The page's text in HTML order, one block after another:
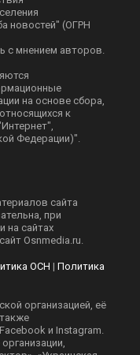
новостей" (ОГРН
с мнением авторов.
на основе сбора,
к
Федерации)".
сайта
при
на сайтах
Оsnmedia.ru.
ОСН | Политика
организацией, её
и Instagram.